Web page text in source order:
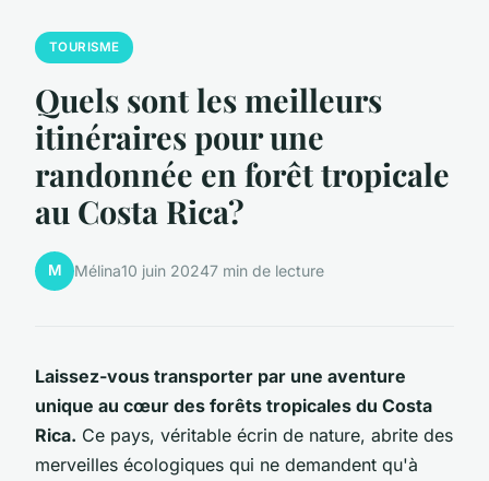
TOURISME
Quels sont les meilleurs
itinéraires pour une
randonnée en forêt tropicale
au Costa Rica?
M Mélina10 juin 20247 min de lecture
Laissez-vous transporter par une aventure
unique au cœur des forêts tropicales du Costa
Rica. Ce pays, véritable écrin de nature, abrite des
merveilles écologiques qui ne demandent qu'à